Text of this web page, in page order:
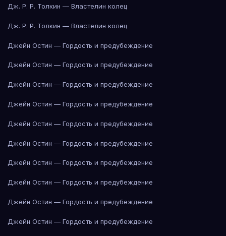
Дж. Р. Р. Толкин — Властелин колец
Дж. Р. Р. Толкин — Властелин колец
Джейн Остин — Гордость и предубеждение
Джейн Остин — Гордость и предубеждение
Джейн Остин — Гордость и предубеждение
Джейн Остин — Гордость и предубеждение
Джейн Остин — Гордость и предубеждение
Джейн Остин — Гордость и предубеждение
Джейн Остин — Гордость и предубеждение
Джейн Остин — Гордость и предубеждение
Джейн Остин — Гордость и предубеждение
Джейн Остин — Гордость и предубеждение